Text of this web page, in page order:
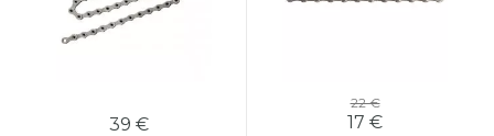
39 €
22 €
17 €